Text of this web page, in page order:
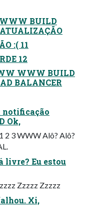
BUILD
:( 11
12
WWW BUILD
BALANCER
notificação
Ok,
2 3 WWW Alô? Alô?
livre? Eu estou
Zzzzz Zzzzz
Xi,